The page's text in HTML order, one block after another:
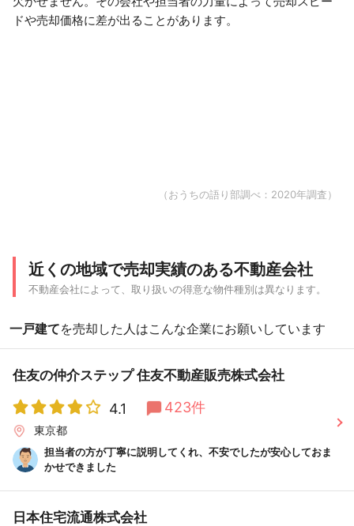
ドや売却価格に差が出ることがあります。
（おうちの語り部調べ：2020年調査）
近くの地域で売却実績のある不動産会社
不動産会社によって、取り扱いの得意な物件種別は異なります。
一戸建てを売却した人はこんな企業にお願いしています
住友の仲介ステップ 住友不動産販売株式会社
4.1 423件
東京都
担当者の方が丁寧に説明してくれ、不安でしたが安心しておま
かせできました
日本住宅流通株式会社